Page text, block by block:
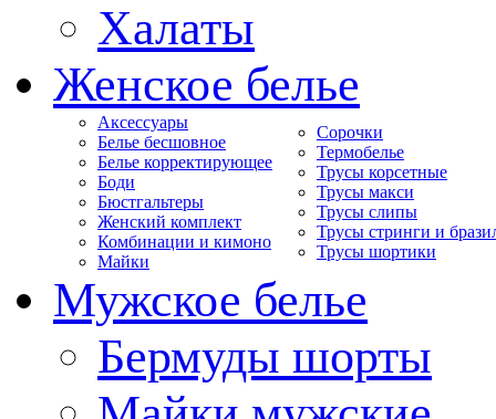
Халаты
Женское белье
Аксессуары
Белье бесшовное
Белье корректирующее
Боди
Бюстгальтеры
Женский комплект
Комбинации и кимоно
Майки
Сорочки
Термобелье
Трусы корсетные
Трусы макси
Трусы слипы
Трусы стринги и
Трусы шортики
Мужское белье
Бермуды шорты